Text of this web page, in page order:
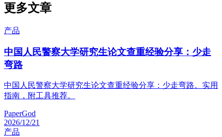
更多文章
产品
中国人民警察大学研究生论文查重经验分享：少走
弯路
中国人民警察大学研究生论文查重经验分享：少走弯路。实用
指南，附工具推荐。
PaperGod
2026/12/21
产品